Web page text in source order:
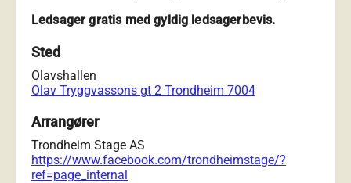
Ledsager gratis med gyldig ledsagerbevis.
Sted
Olavshallen
Olav Tryggvassons gt 2 Trondheim 7004
Arrangører
Trondheim Stage AS
https://www.facebook.com/trondheimstage/?
ref=page_internal